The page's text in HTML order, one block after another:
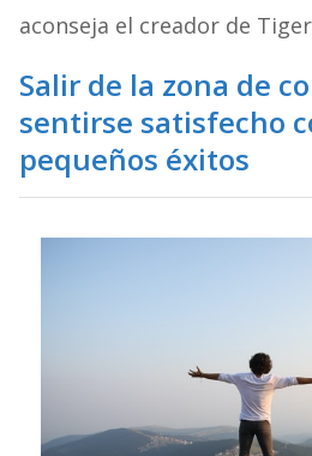
aconseja el creador de
Salir de la zona de
sentirse satisfecho
pequeños éxitos